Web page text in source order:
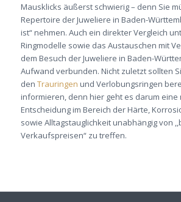
Mausklicks äußerst schwierig – denn Sie
Repertoire der Juweliere in Baden-
ist“ nehmen. Auch ein direkter Vergleich
Ringmodelle sowie das Austauschen mit
dem Besuch der Juweliere in Baden-
Aufwand verbunden. Nicht zuletzt sollten
den Trauringen und Verlobungsringen
informieren, denn hier geht es darum eine
Entscheidung im Bereich der Härte,
sowie Alltagstauglichkeit unabhängig von
Verkaufspreisen“ zu treffen.